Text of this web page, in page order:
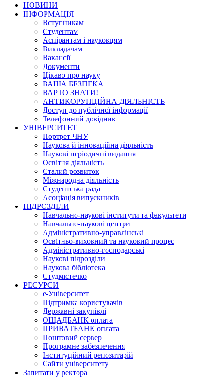
НОВИНИ
ІНФОРМАЦІЯ
Вступникам
Студентам
Аспірантам і науковцям
Викладачам
Вакансії
Документи
Цікаво про науку
ВАША БЕЗПЕКА
ВАРТО ЗНАТИ!
АНТИКОРУПЦІЙНА ДІЯЛЬНІСТЬ
Доступ до публічної інформації
Телефонний довідник
УНІВЕРСИТЕТ
Портрет ЧНУ
Наукова й інноваційна діяльність
Наукові періодичні видання
Освітня діяльність
Сталий розвиток
Міжнародна діяльність
Студентська рада
Асоціація випускників
ПІДРОЗДІЛИ
Навчально-наукові інститути та факультети
Навчально-наукові центри
Адміністративно-управлінські
Освітньо-виховний та науковий процес
Адміністративно-господарські
Наукові підрозділи
Наукова бібліотека
Студмістечко
РЕСУРСИ
е-Університет
Підтримка користувачів
Державні закупівлі
ОЩАДБАНК оплата
ПРИВАТБАНК оплата
Поштовий сервер
Програмне забезпечення
Інституційний репозитарій
Сайти університету
Запитати у ректора